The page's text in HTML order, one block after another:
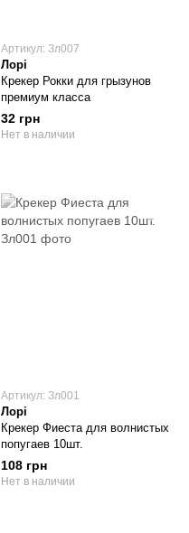
Артикул: Зл007
Лорі
Крекер Рокки для грызунов
премиум класса
32 грн
Нет в наличии
Артикул: Зл001
Лорі
Крекер Фиеста для волнистых
попугаев 10шт.
108 грн
Нет в наличии